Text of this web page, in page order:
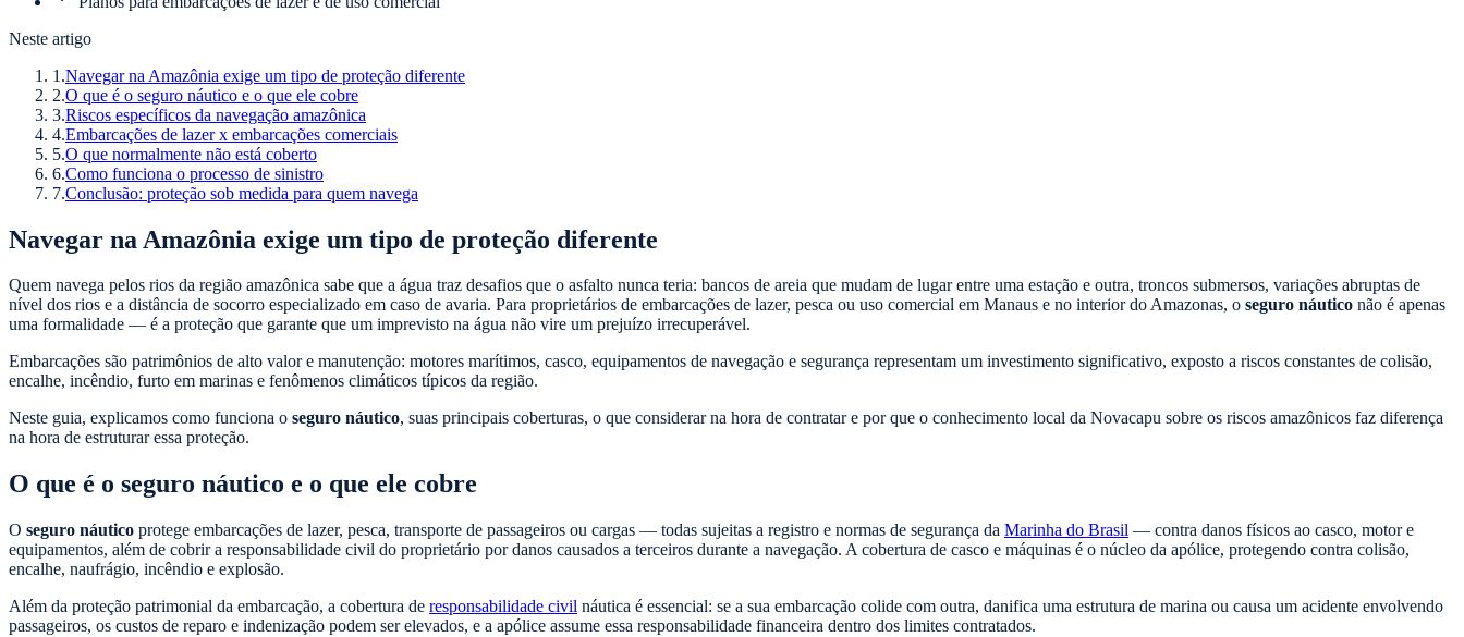
Neste artigo
1 .Navegar na Amazônia exige um tipo de proteção diferente
2.O que é o seguro náutico e o que ele cobre
3.Riscos específicos da navegação amazônica
4.Embarcações de lazer x embarcações comerciais
5.O que normalmente não está coberto
6.Como funciona o processo de sinistro
7.Conclusão: proteção sob medida para quem navega
Navegar na Amazônia exige um tipo de proteção diferente
Quem navega pelos rios da região amazônica sabe que a água traz desafios que o asfalto nunca teria: bancos de areia que mudam de lugar entre uma estação e outra, troncos submersos, variações abruptas de
nível dos rios e a distância de socorro especializado em caso de avaria. Para proprietários de embarcações de lazer, pesca ou uso comercial em Manaus e no interior do Amazonas, o seguro náutico não é apenas
uma formalidade — é a proteção que garante que um imprevisto na água não vire um prejuízo irrecuperável.
Embarcações são patrimônios de alto valor e manutenção: motores marítimos, casco, equipamentos de navegação e segurança representam um investimento significativo, exposto a riscos constantes de colisão,
encalhe, incêndio, furto em marinas e fenômenos climáticos típicos da região.
Neste guia, explicamos como funciona o seguro náutico, suas principais coberturas, o que considerar na hora de contratar e por que o conhecimento local da Novacapu sobre os riscos amazônicos faz diferença
na hora de estruturar essa proteção.
O que é o seguro náutico e o que ele cobre
O seguro náutico protege embarcações de lazer, pesca, transporte de passageiros ou cargas — todas sujeitas a registro e normas de segurança da Marinha do Brasil — contra danos físicos ao casco, motor e
equipamentos, além de cobrir a responsabilidade civil do proprietário por danos causados a terceiros durante a navegação. A cobertura de casco e máquinas é o núcleo da apólice, protegendo contra colisão,
encalhe, naufrágio, incêndio e explosão.
Além da proteção patrimonial da embarcação, a cobertura de responsabilidade civil náutica é essencial: se a sua embarcação colide com outra, danifica uma estrutura de marina ou causa um acidente envolvendo
passageiros, os custos de reparo e indenização podem ser elevados, e a apólice assume essa responsabilidade financeira dentro dos limites contratados.